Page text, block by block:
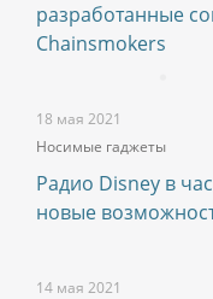
разработанные
Chainsmokers
18 мая 2021
Носимые гаджеты
Радио Disney в
новые
14 мая 2021